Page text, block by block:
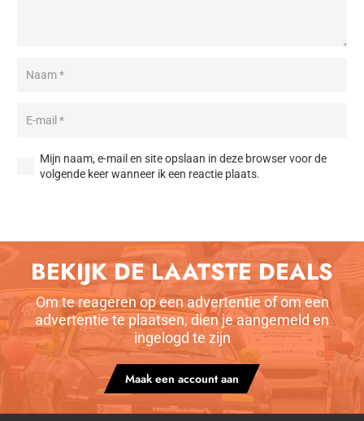
Mijn naam, e-mail en site opslaan in deze browser voor de
volgende keer wanneer ik een reactie plaats.
BEKIJK DE LAATSTE DEALS
Om te reageren op een advertentie of om een
advertentie te plaatsen, dien je aangemeld en
ingelogd te zijn
Maak een account aan